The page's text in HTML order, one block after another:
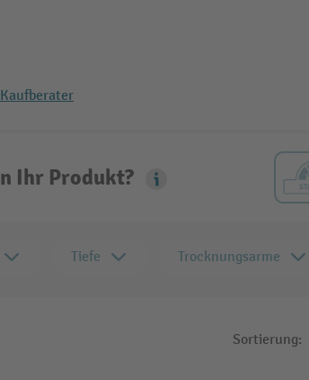
Ihr Produkt?
Tiefe Trocknungsarme
Sortierung: